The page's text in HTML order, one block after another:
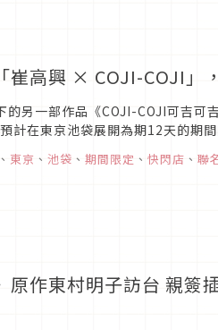
崔高興 × COJI-COJI」
的另一部作品《COJI-COJI可吉可
計在東京池袋展開為期12天的期
、 東京 、 池袋 、 期間限定 、 快閃店 、 聯
原作東村明子訪台 親簽